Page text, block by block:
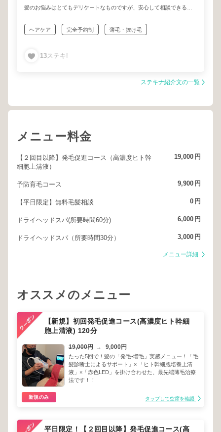
髪のお悩みはとてもデリケートなものですが、安心して相談できる人
「この人に任せてよかった」と感じていただける施術をしてくれるス
タッフです。
ヘアケア 完全予約制 薄毛・抜け毛
13ステキ!
ステキナ紹介文の一覧
メニュー料金
【２回目以降】発毛促進コース（高濃度ヒト幹
細胞上清液）
19,000 円
予防育毛コース 9,900 円
【平日限定】無料毛髪相談 0 円
ドライヘッドスパ(所要時間60分) 6,000 円
ドライヘッドスパ（所要時間30分） 3,000 円
メニュー詳細
オススメのメニュー
【新規】初回発毛促進コース(高濃度ヒト幹細
胞上清液) 120分
19,000円 → 9,000円
たった5回で！髪の「発毛•増毛」実感メニュー！「毛
髪診断士によるサポート」× 「ヒト幹細胞培養上清
液」×「赤色LED」を掛け合わせた、最先端薄毛治療
法です！！
新規のみ タップして空席を確認
平日限定！【２回目以降】発毛促進コース(高